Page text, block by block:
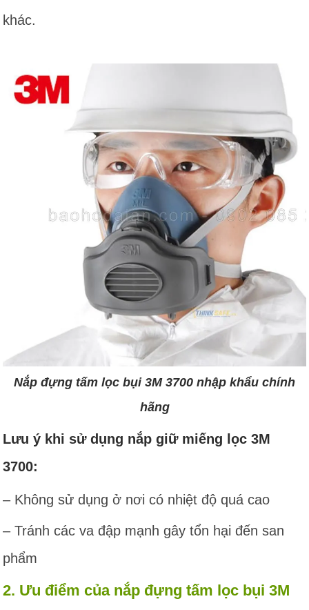
khác.
Nắp đựng tấm lọc bụi 3M 3700 nhập khẩu chính
hãng
Lưu ý khi sử dụng nắp giữ miếng lọc 3M
3700:
– Không sử dụng ở nơi có nhiệt độ quá cao
– Tránh các va đập mạnh gây tổn hại đến san
phẩm
2. Ưu điểm của nắp đựng tấm lọc bụi 3M